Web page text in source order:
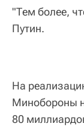
"Тем более,
Путин.
На
Минобороны
80